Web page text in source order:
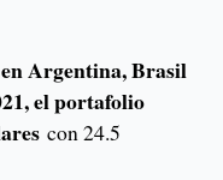
en Argentina, Brasil
el portafolio
con 24.5